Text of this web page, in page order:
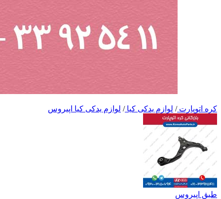
کره اتوپارت/ لوازم یدکی کیا/ لوازم یدکی کیا اپیروس
طبق اپیروس